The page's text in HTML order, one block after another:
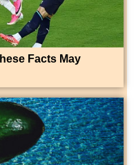
Facts May